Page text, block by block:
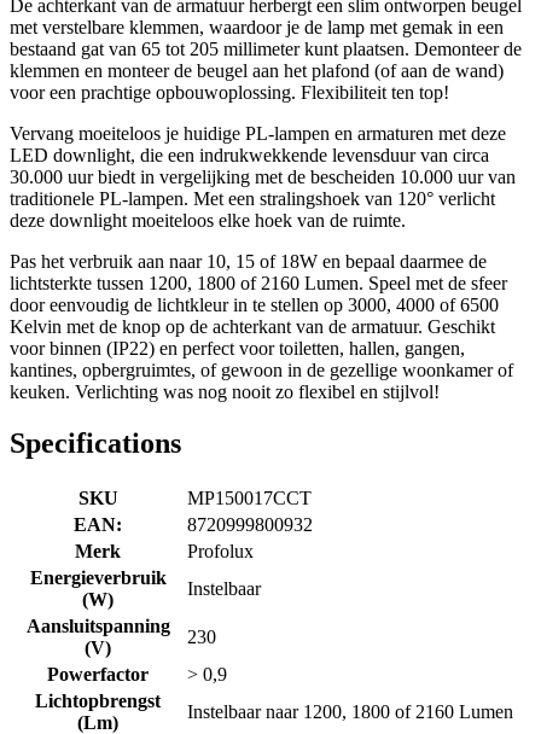
De achterkant van de armatuur herbergt een slim ontworpen beugel
met verstelbare klemmen, waardoor je de lamp met gemak in een
bestaand gat van 65 tot 205 millimeter kunt plaatsen. Demonteer de
klemmen en monteer de beugel aan het plafond (of aan de wand)
voor een prachtige opbouwoplossing. Flexibiliteit ten top!
Vervang moeiteloos je huidige PL-lampen en armaturen met deze
LED downlight, die een indrukwekkende levensduur van circa
30.000 uur biedt in vergelijking met de bescheiden 10.000 uur van
traditionele PL-lampen. Met een stralingshoek van 120° verlicht
deze downlight moeiteloos elke hoek van de ruimte.
Pas het verbruik aan naar 10, 15 of 18W en bepaal daarmee de
lichtsterkte tussen 1200, 1800 of 2160 Lumen. Speel met de sfeer
door eenvoudig de lichtkleur in te stellen op 3000, 4000 of 6500
Kelvin met de knop op de achterkant van de armatuur. Geschikt
voor binnen (IP22) en perfect voor toiletten, hallen, gangen,
kantines, opbergruimtes, of gewoon in de gezellige woonkamer of
keuken. Verlichting was nog nooit zo flexibel en stijlvol!
Specifications
SKU
MP150017CCT
EAN:
8720999800932
Merk
Profolux
Energieverbruik
(W)
Instelbaar
Aansluitspanning
(V)
230
Powerfactor
> 0,9
Lichtopbrengst
(Lm)
Instelbaar naar 1200, 1800 of 2160 Lumen